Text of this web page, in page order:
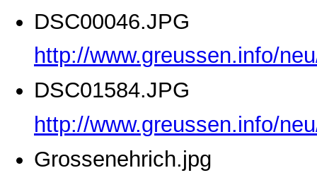
DSC00046.JPG
http://www.greussen.info/
DSC01584.JPG
http://www.greussen.info/
Grossenehrich.jpg